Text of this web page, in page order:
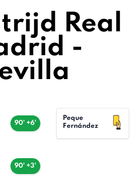
Real
-
90' +6'
Peque
Fernández
90' +3'